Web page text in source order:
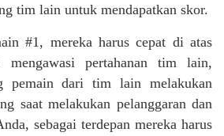
tim lain untuk mendapatkan skor.
#1, mereka harus cepat di atas
mengawasi pertahanan tim lain,
pemain dari tim lain melakukan
saat melakukan pelanggaran dan
sebagai terdepan mereka harus